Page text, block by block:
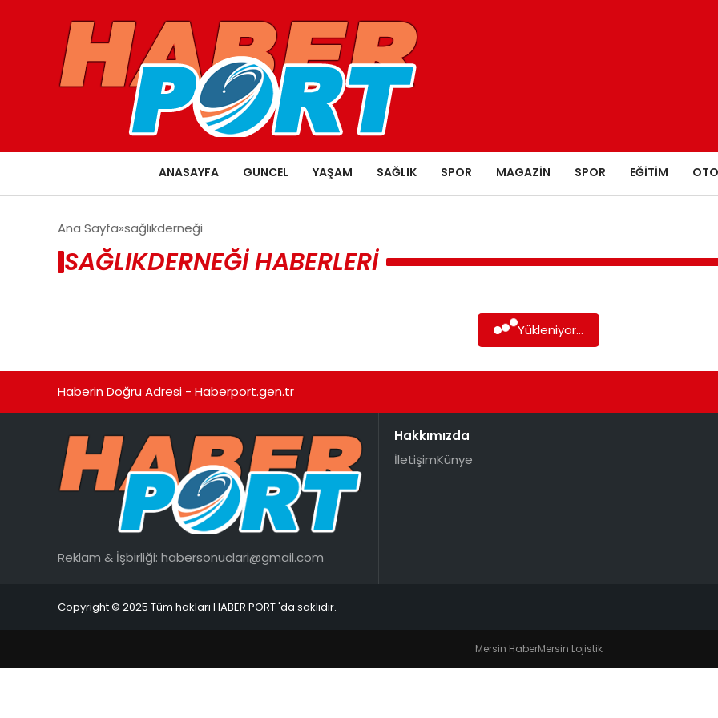
ANASAYFA GUNCEL YAŞAM SAĞLIK SPOR MAGAZIN SPOR EĞITIM
Ana Sayfa sağlıkderneği
SAĞLIKDERNEĞI HABERLERI
Yükleniyor...
Haberin Doğru Adresi - Haberport.gen.tr
Reklam & İşbirliği: habersonuclari@gmail.com
Hakkımızda
İletişimKünye
Copyright © 2025 Tüm hakları HABER PORT 'da saklıdır.
Mersin HaberMersin Lojistik